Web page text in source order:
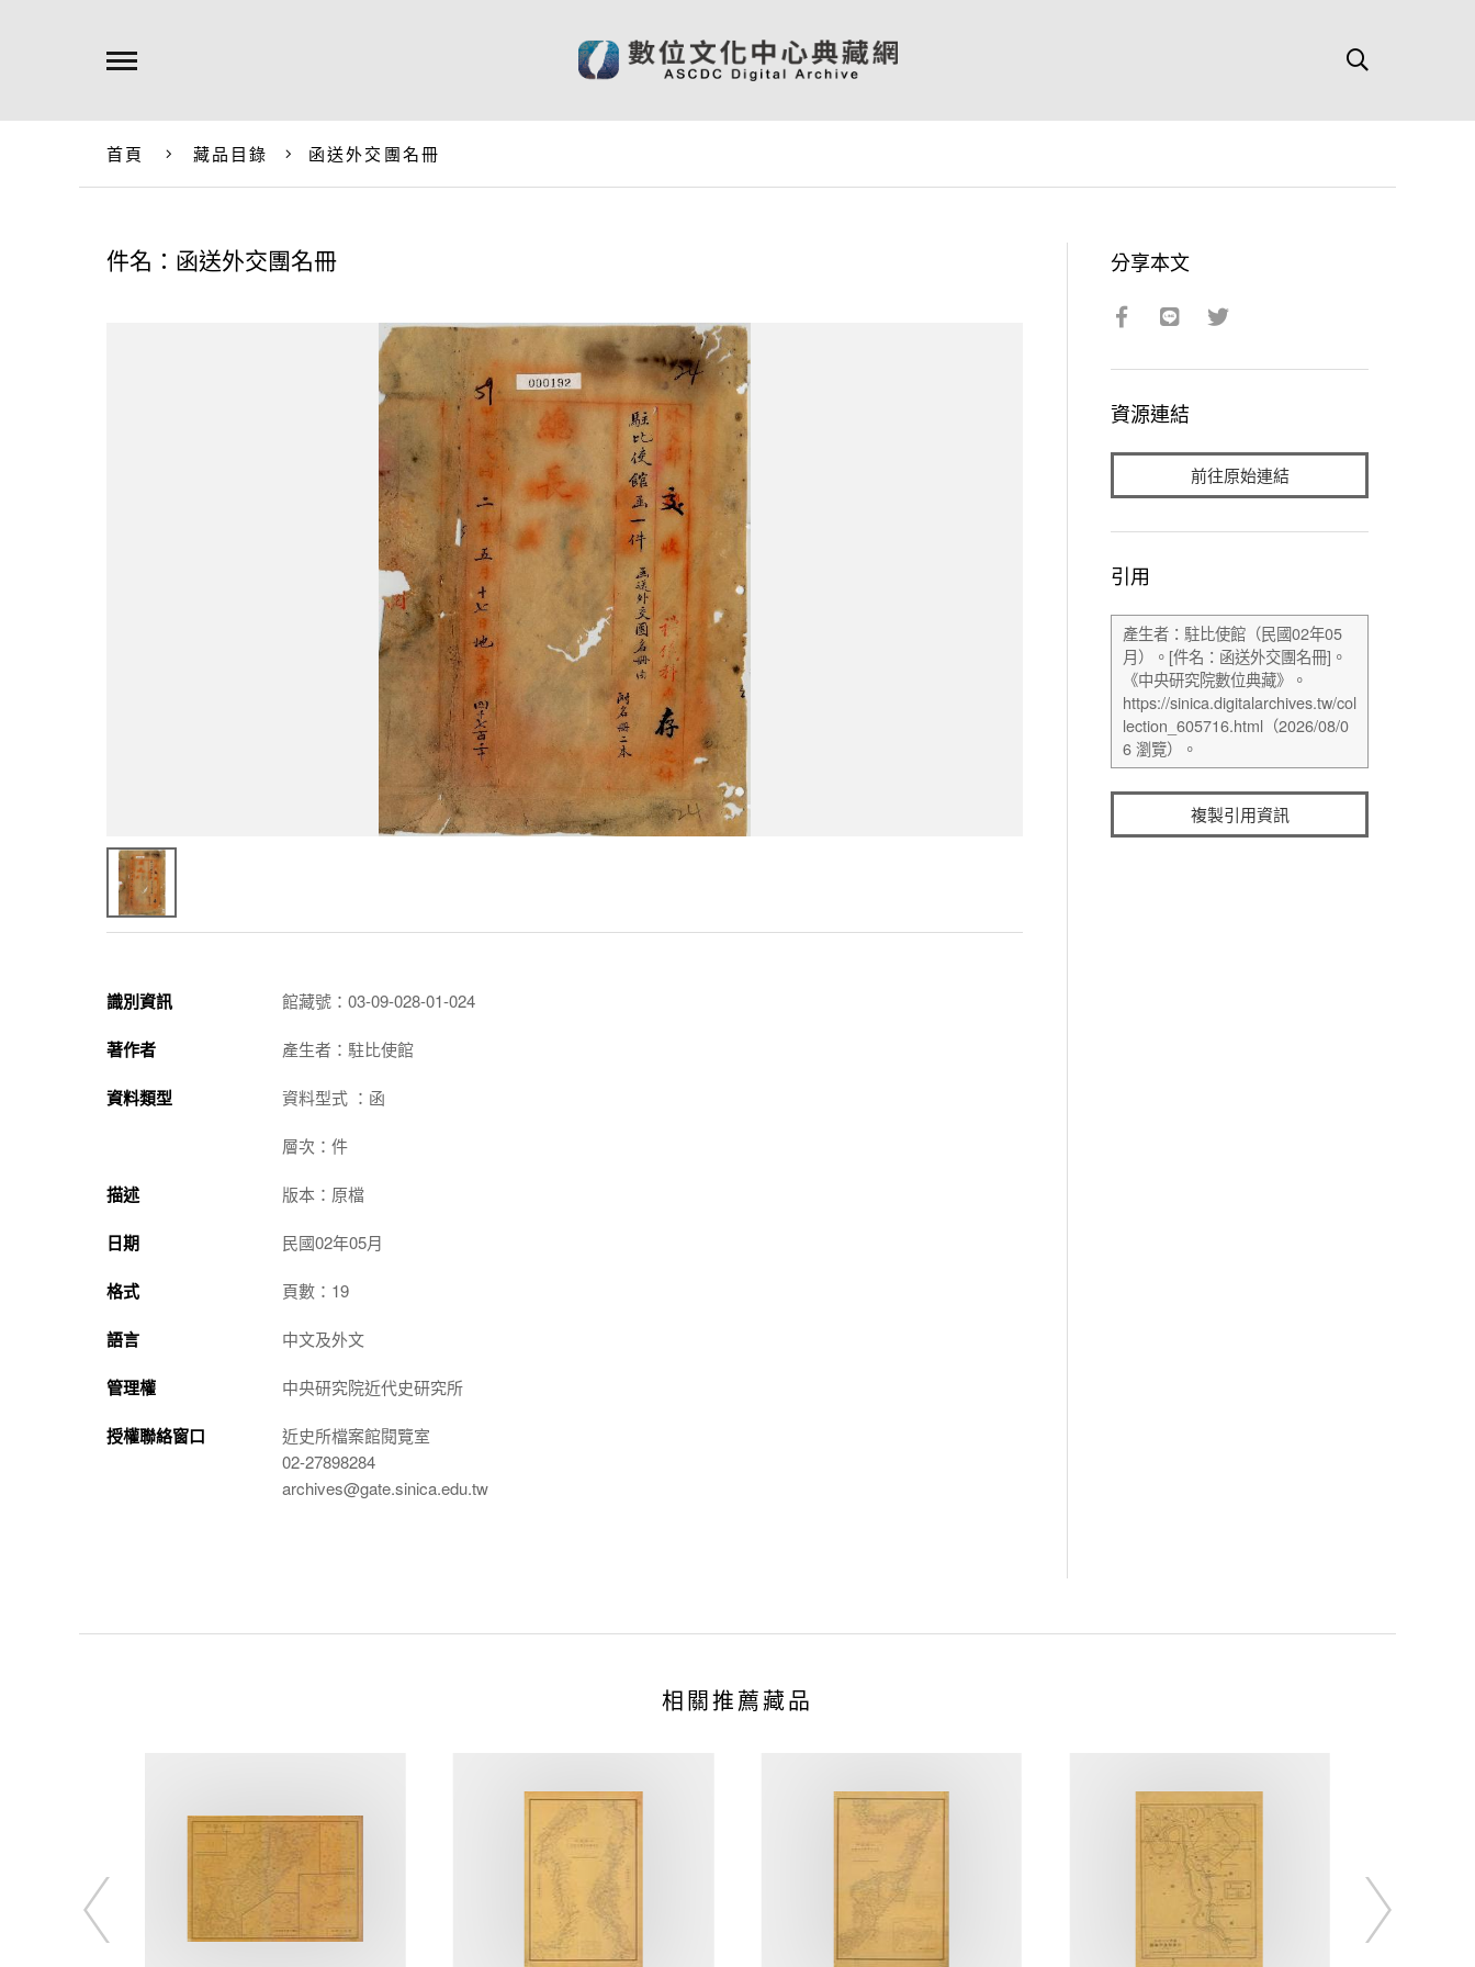
首頁 藏品目錄 函送外交團名冊
件名：函送外交團名冊
識別資訊 館藏號：03-09-028-01-024
著作者 產生者：駐比使館
資料類型 資料型式 ：函
層次：件
描述 版本：原檔
日期 民國02年05月
格式 頁數：19
語言 中文及外文
管理權 中央研究院近代史研究所
授權聯絡窗口
近史所檔案館閱覽室
02-27898284
archives@gate.sinica.edu.tw
分享本文
資源連結
前往原始連結
引用
複製引用資訊
相關推薦藏品